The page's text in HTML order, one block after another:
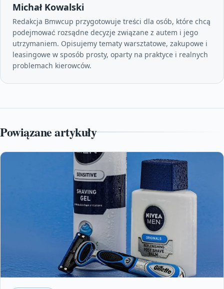
Michał Kowalski
Redakcja Bmwcup przygotowuje treści dla osób, które chcą
podejmować rozsądne decyzje związane z autem i jego
utrzymaniem. Opisujemy tematy warsztatowe, zakupowe i
leasingowe w sposób prosty, oparty na praktyce i realnych
problemach kierowców.
Powiązane artykuły